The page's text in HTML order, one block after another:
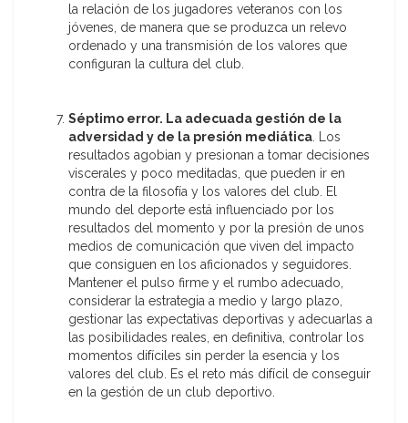
la relación de los jugadores veteranos con los
jóvenes, de manera que se produzca un relevo
ordenado y una transmisión de los valores que
configuran la cultura del club.
Séptimo error. La adecuada gestión de la
adversidad y de la presión mediática. Los
resultados agobian y presionan a tomar decisiones
viscerales y poco meditadas, que pueden ir en
contra de la filosofía y los valores del club. El
mundo del deporte está influenciado por los
resultados del momento y por la presión de unos
medios de comunicación que viven del impacto
que consiguen en los aficionados y seguidores.
Mantener el pulso firme y el rumbo adecuado,
considerar la estrategia a medio y largo plazo,
gestionar las expectativas deportivas y adecuarlas a
las posibilidades reales, en definitiva, controlar los
momentos difíciles sin perder la esencia y los
valores del club. Es el reto más difícil de conseguir
en la gestión de un club deportivo.